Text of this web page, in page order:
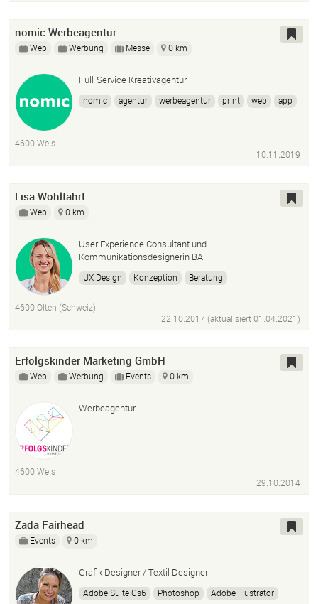
nomic Werbeagentur
Web Werbung Messe 0 km
Full-Service Kreativagentur
nomic agentur werbeagentur print web
app
4600 Wels
10.11.2019
Lisa Wohlfahrt
Web 0 km
User Experience Consultant und
Kommunikationsdesignerin BA
UX Design Konzeption Beratung
4600 Olten (Schweiz)
22.10.2017 (aktualisiert01.04.2021)
Erfolgskinder Marketing GmbH
Web Werbung Events 0 km
Werbeagentur
4600 Wels
29.10.2014
Zada Fairhead
Events 0 km
Grafik Designer / Textil Designer
Adobe Suite Cs6 Photoshop Adobe Illustrator